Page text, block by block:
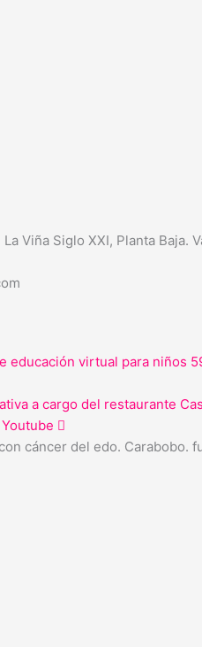
Viña Siglo XXI, Planta Baja.
educación virtual para niños
a cargo del restaurante
Youtube
cáncer del edo. Carabobo.